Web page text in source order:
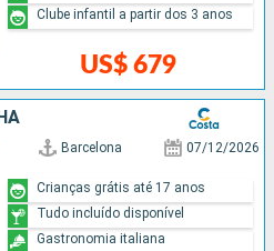
US$ 679
Clube infantil a partir dos 3 anos
Barcelona 07/12/2026
Crianças grátis até 17 anos
Tudo incluído disponível
Gastronomia italiana